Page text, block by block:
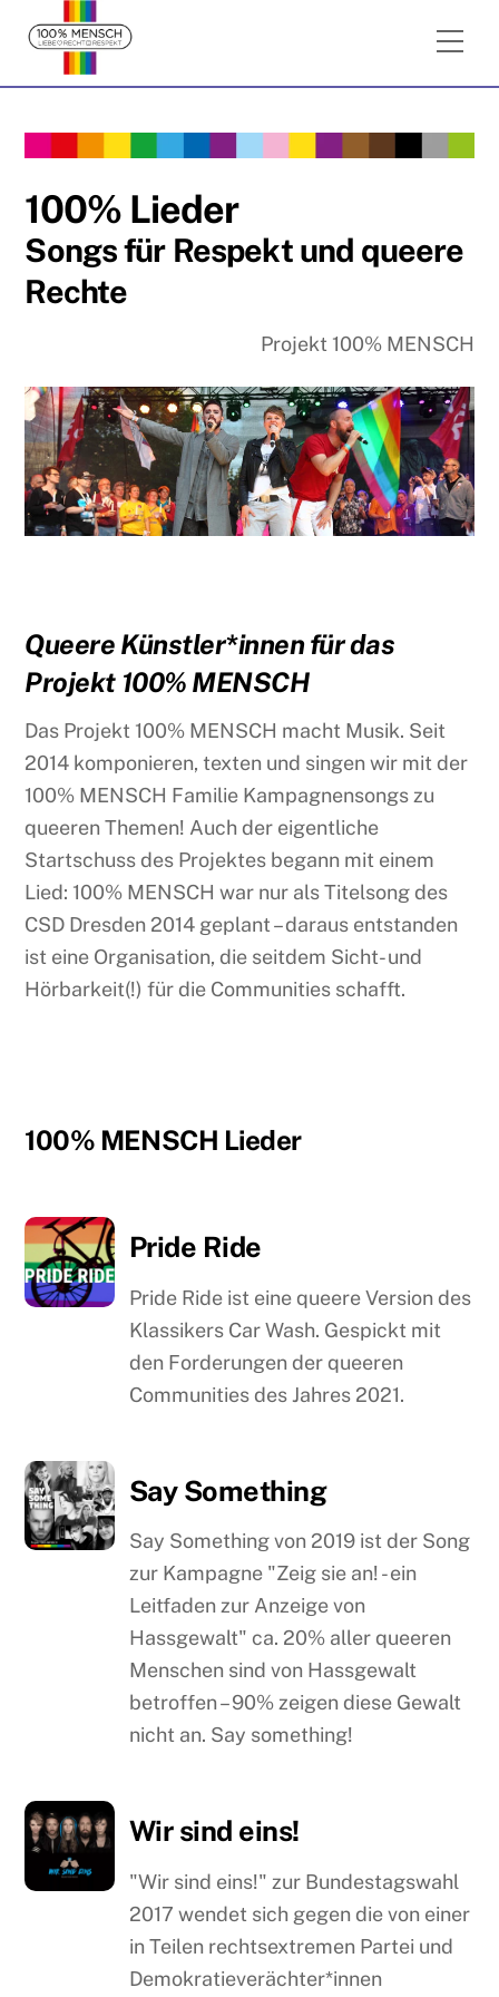
content
100% Lieder
Songs für Respekt und queere
Rechte
Projekt 100% MENSCH
Queere Künstler*innen für das
Projekt 100% MENSCH
Das Projekt 100% MENSCH macht Musik. Seit
2014 komponieren, texten und singen wir mit der
100% MENSCH Familie Kampagnensongs zu
queeren Themen! Auch der eigentliche
Startschuss des Projektes begann mit einem
Lied: 100% MENSCH war nur als Titelsong des
CSD Dresden 2014 geplant – daraus entstanden
ist eine Organisation, die seitdem Sicht- und
Hörbarkeit(!) für die Communities schafft.
100% MENSCH Lieder
Pride Ride
Pride Ride ist eine queere Version des
Klassikers Car Wash. Gespickt mit
den Forderungen der queeren
Communities des Jahres 2021.
Say Something
Say Something von 2019 ist der Song
zur Kampagne "Zeig sie an! - ein
Leitfaden zur Anzeige von
Hassgewalt" ca. 20% aller queeren
Menschen sind von Hassgewalt
betroffen – 90% zeigen diese Gewalt
nicht an. Say something!
Wir sind eins!
"Wir sind eins!" zur Bundestagswahl
2017 wendet sich gegen die von einer
in Teilen rechtsextremen Partei und
Demokratieverächter*innen